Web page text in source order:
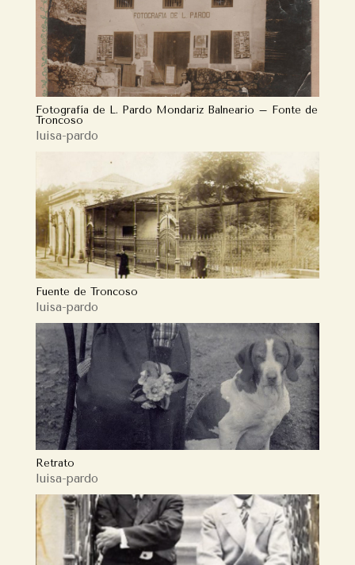
Fotografía de L. Pardo Mondariz Balneario – Fonte de
Troncoso
luisa-pardo
Fuente de Troncoso
luisa-pardo
Retrato
luisa-pardo